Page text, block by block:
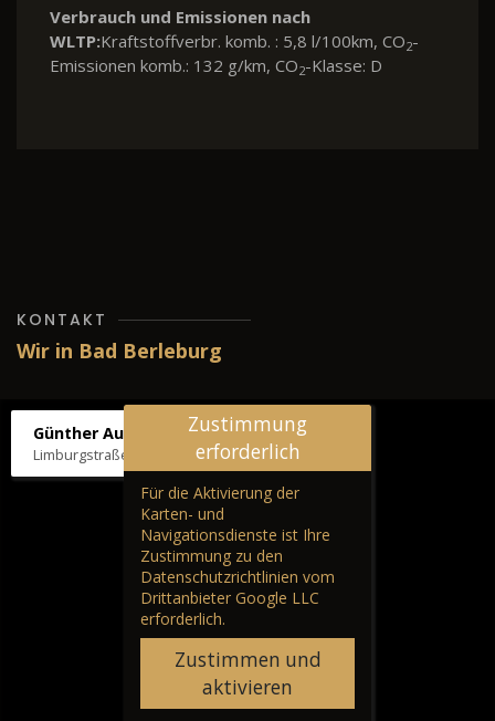
Verbrauch und Emissionen nach
WLTP:Kraftstoffverbr. komb. : 5,8 l/100km, CO2-
Emissionen komb.: 132 g/km, CO2-Klasse: D
KONTAKT
Wir in Bad Berleburg
Günther Autos & Service
Limburgstraße 39, 57319 Bad Berleburg
Zustimmung
erforderlich
Für die Aktivierung der
Karten- und
Navigationsdienste ist Ihre
Zustimmung zu den
Datenschutzrichtlinien vom
Drittanbieter Google LLC
erforderlich.
Zustimmen und
aktivieren